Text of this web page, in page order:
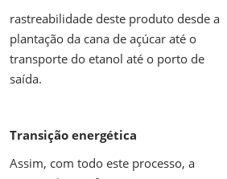
rastreabilidade deste produto desde a
plantação da cana de açúcar até o
transporte do etanol até o porto de
saída.
Transição energética
Assim, com todo este processo, a